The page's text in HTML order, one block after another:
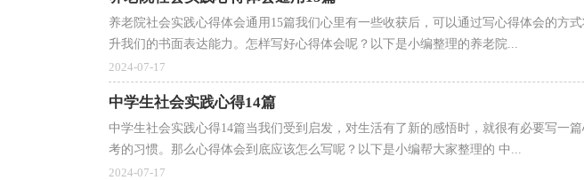
养老院社会实践心得体会通用15篇我们心里有一些收获后，可以通过写心得体会的方
升我们的书面表达能力。怎样写好心得体会呢？以下是小编整理的养老院...
2024-07-17
中学生社会实践心得14篇
中学生社会实践心得14篇当我们受到启发，对生活有了新的感悟时，就很有必要写一
考的习惯。那么心得体会到底应该怎么写呢？以下是小编帮大家整理的 中...
2024-07-17